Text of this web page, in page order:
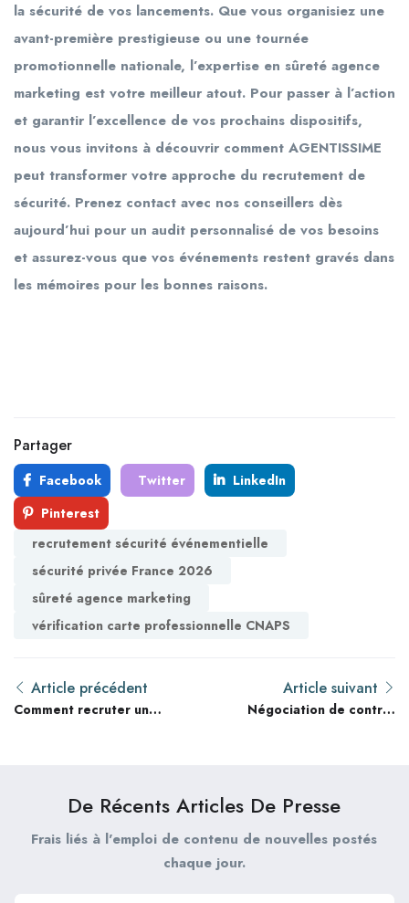
la sécurité de vos lancements. Que vous organisiez une
avant-première prestigieuse ou une tournée
promotionnelle nationale, l’expertise en sûreté agence
marketing est votre meilleur atout. Pour passer à l’action
et garantir l’excellence de vos prochains dispositifs,
nous vous invitons à découvrir comment AGENTISSIME
peut transformer votre approche du recrutement de
sécurité. Prenez contact avec nos conseillers dès
aujourd’hui pour un audit personnalisé de vos besoins
et assurez-vous que vos événements restent gravés dans
les mémoires pour les bonnes raisons.
Partager
Facebook Twitter
LinkedIn
Pinterest
recrutement sécurité événementielle
sécurité privée France 2026
sûreté agence marketing
vérification carte professionnelle CNAPS
Article précédent
Comment recruter un
Article suivant
Négociation de contrat
vos 100 premiers jours
De Récents Articles De Presse
Frais liés à l'emploi de contenu de nouvelles postés
chaque jour.